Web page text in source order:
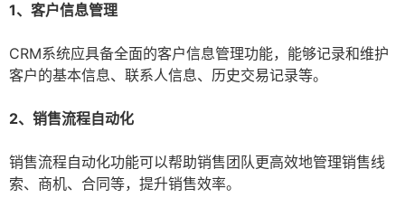
1、客户信息管理
CRM系统应具备全面的客户信息管理功能，能够记录和维护
客户的基本信息、联系人信息、历史交易记录等。
2、销售流程自动化
销售流程自动化功能可以帮助销售团队更高效地管理销售线
索、商机、合同等，提升销售效率。